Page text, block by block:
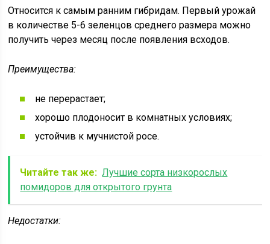
Относится к самым ранним гибридам. Первый урожай
в количестве 5-6 зеленцов среднего размера можно
получить через месяц после появления всходов.
Преимущества:
не перерастает;
хорошо плодоносит в комнатных условиях;
устойчив к мучнистой росе.
Читайте так же: Лучшие сорта низкорослых
помидоров для открытого грунта
Недостатки: